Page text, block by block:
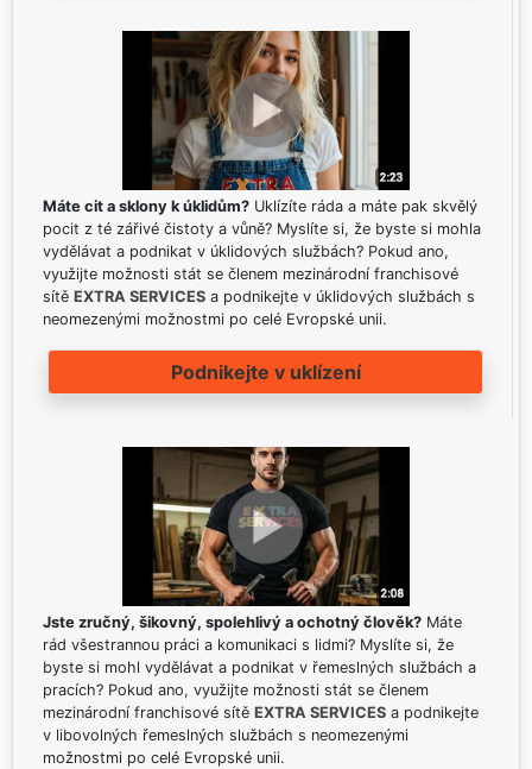
Máte cit a sklony k úklidům? Uklízíte ráda a máte pak skvělý
pocit z té zářivé čistoty a vůně? Myslíte si, že byste si mohla
vydělávat a podnikat v úklidových službách? Pokud ano,
využijte možnosti stát se členem mezinárodní franchisové
sítě EXTRA SERVICES a podnikejte v úklidových službách s
neomezenými možnostmi po celé Evropské unii.
Podnikejte v uklízení
Jste zručný, šikovný, spolehlivý a ochotný člověk? Máte
rád všestrannou práci a komunikaci s lidmi? Myslíte si, že
byste si mohl vydělávat a podnikat v řemeslných službách a
pracích? Pokud ano, využijte možnosti stát se členem
mezinárodní franchisové sítě EXTRA SERVICES a podnikejte
v libovolných řemeslných službách s neomezenými
možnostmi po celé Evropské unii.